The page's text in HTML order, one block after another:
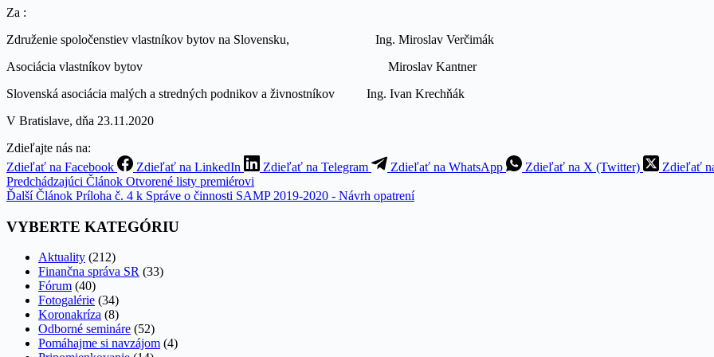
Za :
Združenie spoločenstiev vlastníkov bytov na Slovensku, Ing. Miroslav Verčimák
Asociácia vlastníkov bytov Miroslav Kantner
Slovenská asociácia malých a stredných podnikov a živnostníkov Ing. Ivan Krechňák
V Bratislave, dňa 23.11.2020
Zdieľajte nás na:
Zdieľať na Facebook
Zdieľať na LinkedIn Zdieľať na Telegram Zdieľať na WhatsApp Zdieľať na X (Twitter)
Zdieľať
Predchádzajúci Článok Otvorené listy premiérovi
ĎalšíČlánok Príloha č. 4 k Správe o činnosti SAMP 2019-2020 - Návrh opatrení
VYBERTE KATEGÓRIU
Aktuality (212)
Finančna správa SR (33)
Fórum (40)
Fotogalérie (34)
Koronakríza (8)
Odborné semináre (52)
Pomáhajme si navzájom (4)